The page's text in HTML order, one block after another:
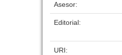
Asesor:
Editorial:
URI: